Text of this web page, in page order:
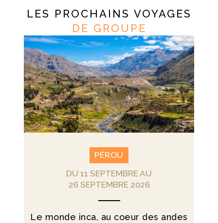
LES PROCHAINS VOYAGES
DE GROUPE
PÉROU
DU 11 SEPTEMBRE AU
26 SEPTEMBRE 2026
Le monde inca, au coeur des andes